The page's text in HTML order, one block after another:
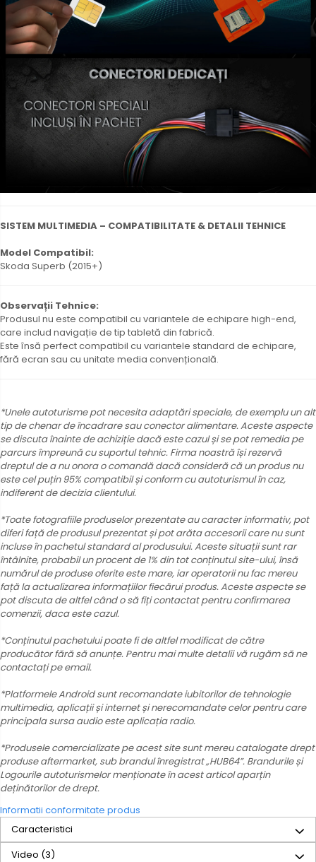
SISTEM MULTIMEDIA – COMPATIBILITATE & DETALII TEHNICE
Model Compatibil:
Skoda Superb (2015+)
Observații Tehnice:
Produsul nu este compatibil cu variantele de echipare high-end,
care includ navigație de tip tabletă din fabrică.
Este însă perfect compatibil cu variantele standard de echipare,
fără ecran sau cu unitate media convențională.
*Unele autoturisme pot necesita adaptări speciale, de exemplu un alt
tip de chenar de încadrare sau conector alimentare. Aceste aspecte
se discuta înainte de achiziție dacă este cazul și se pot remedia pe
parcurs împreună cu suportul tehnic. Firma noastră își rezervă
dreptul de a nu onora o comandă dacă consideră că un produs nu
este cel puțin 95% compatibil și conform cu autoturismul în caz,
indiferent de decizia clientului.
*Toate fotografiile produselor prezentate au caracter informativ, pot
diferi față de produsul prezentat și pot arăta accesorii care nu sunt
incluse în pachetul standard al produsului. Aceste situații sunt rar
întâlnite, probabil un procent de 1% din tot conținutul site-ului, însă
numărul de produse oferite este mare, iar operatorii nu fac mereu
față la actualizarea informațiilor fiecărui produs. Aceste aspecte se
pot discuta de altfel când o să fiți contactat pentru confirmarea
comenzii, daca este cazul.
*Conținutul pachetului poate fi de altfel modificat de către
producător fără să anunțe. Pentru mai multe detalii vă rugăm să ne
contactați pe email.
*Platformele Android sunt recomandate iubitorilor de tehnologie
multimedia, aplicații și internet și nerecomandate celor pentru care
principala sursa audio este aplicația radio.
*Produsele comercializate pe acest site sunt mereu catalogate drept
produse aftermarket, sub brandul înregistrat „HUB64”. Brandurile și
Logourile autoturismelor menționate în acest articol aparțin
deținătorilor de drept.
Informatii conformitate produs
Caracteristici
Video (3)